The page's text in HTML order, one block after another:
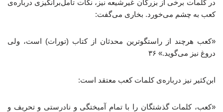
در کلمات برخی از بزرگان غیرشیعه نیز، نکات تأمل‌برانگیزی درباره‌ی
کعب به چشم می‌خورد. بخاری می‌گفت:
«کعب هرچند از راستگوترین محدثان از کتاب (تورات) است، ولی
دروغ نیز می‌گوید.» ۳۶
ابن‌کثیر نیز درباره‌ی کلمات کعب معتقد است:
«کعب، کلمات گذشتگان را با تمام آمیختگی و نادرستی و تحریف و